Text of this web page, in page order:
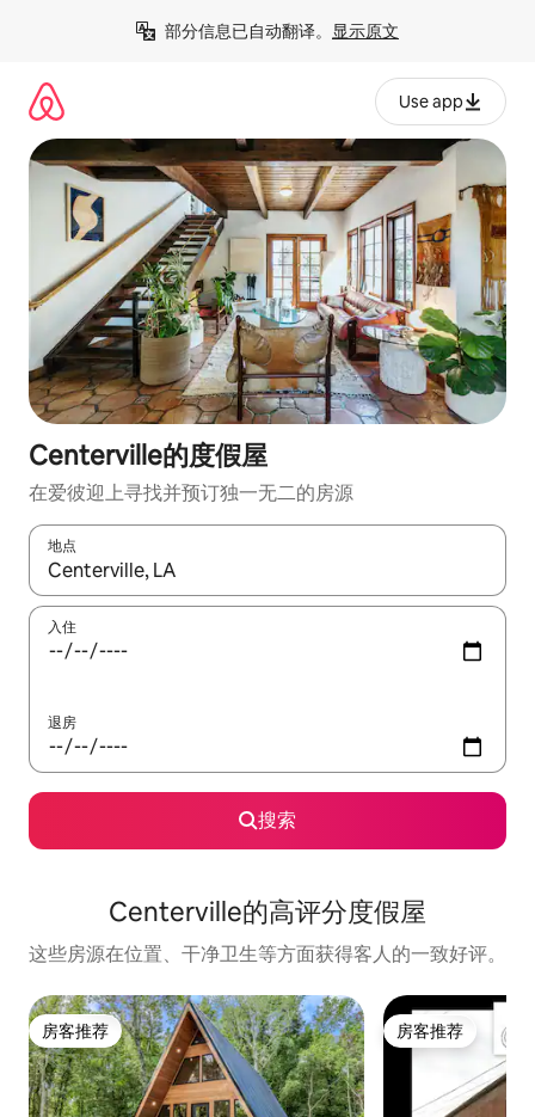
部分信息已自动翻译。 显示原文
Use app
Centerville的度假屋
在爱彼迎上寻找并预订独一无二的房源
地点
如有搜索结果，请使用上下方向键查看，或通过点击或滑动手势
入住
退房
搜索
Centerville的高评分度假屋
这些房源在位置、干净卫生等方面获得客人的一致好评。
房客推荐
房客推荐 房客推荐
房客推荐